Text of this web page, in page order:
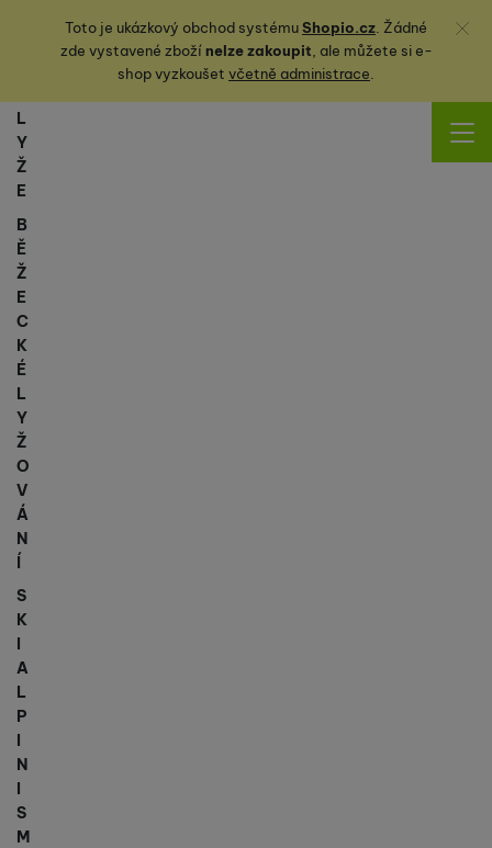
Toto je ukázkový obchod systémuShopio.cz. Žádné
zde vystavené zbožínelze zakoupit, ale můžete sie-
shop vyzkoušet včetně administrace.
Zavřít
L
Y
Ž
E
B
Ě
Ž
E
C
K
É
L
Y
Ž
O
V
Á
N
Í
S
K
I
A
L
P
I
N
I
S
M